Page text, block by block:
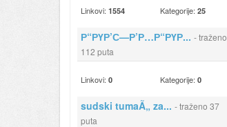
Linkovi: 1554 Kategorije: 25
Р“РҮР’С—Р’Р…Р“РҮР... - traženo
112 puta
Linkovi: 0 Kategorije: 0
sudski tumaÃ„ za... - traženo 37
puta